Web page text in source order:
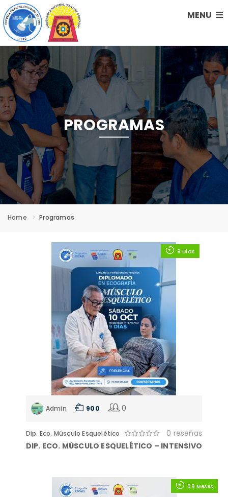
MENU
Home Programas
PROGRAMAS
9 Días
Admin 900 0
Dip. Eco. Músculo Esquelético
0 reseñas
DIP. ECO. MÚSCULO ESQUELÉTICO – INTENSIVO
08 Meses